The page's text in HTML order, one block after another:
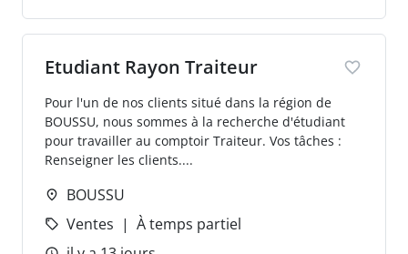
Etudiant Rayon Traiteur
Pour l'un de nos clients situé dans la région de
BOUSSU, nous sommes à la recherche d'étudiant
pour travailler au comptoir Traiteur. Vos tâches :
Renseigner les clients....
BOUSSU
Ventes
À temps partiel